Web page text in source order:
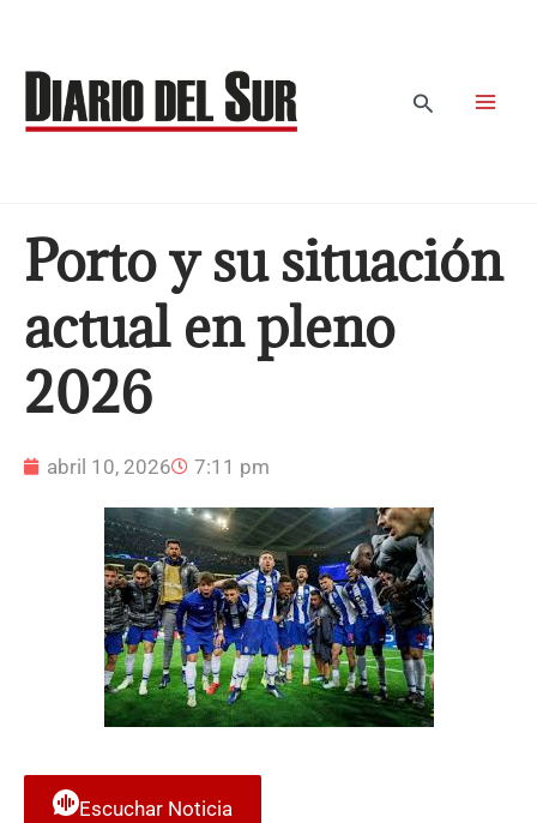
contenido
Buscar
Porto y su situación
actual en pleno
2026
abril 10, 2026 7:11 pm
Escuchar Noticia